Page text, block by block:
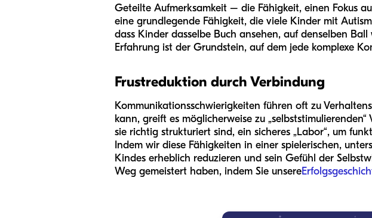
Geteilte Aufmerksamkeit – die Fähigkeit, einen Fokus
eine grundlegende Fähigkeit, die viele Kinder mit
dass Kinder dasselbe Buch ansehen, auf denselben
Erfahrung ist der Grundstein, auf dem jede komplexe
Frustreduktion durch Verbindung
Kommunikationsschwierigkeiten führen oft zu
kann, greift es möglicherweise zu
sie richtig strukturiert sind, ein sicheres „Labor“, um
Indem wir diese Fähigkeiten in einer spielerischen,
Kindes erheblich reduzieren und sein Gefühl der
Weg gemeistert haben, indem Sie unsere